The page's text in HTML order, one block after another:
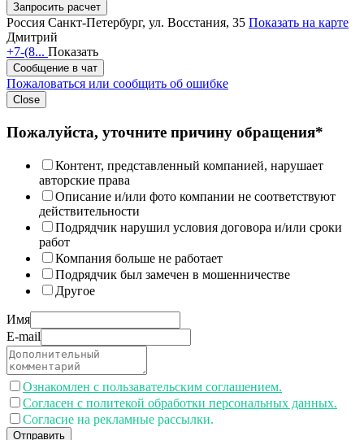
Запросить расчет
Россия Санкт-Петербург, ул. Восстания, 35 Показать на карте
Дмитрий
+7-(8... Показать
Сообщение в чат
Пожаловаться или сообщить об ошибке
Close
Пожалуйста, уточните причину обращения*
Контент, представленный компанией, нарушает
авторские права
Описание и/или фото компании не соответствуют
действительности
Подрядчик нарушил условия договора и/или сроки
работ
Компания больше не работает
Подрядчик был замечен в мошенничестве
Другое
Имя
E-mail
Ознакомлен с пользавательским соглашением.
Согласен с политекой обработки персональных данных.
Согласие на рекламные рассылки.
Отправить